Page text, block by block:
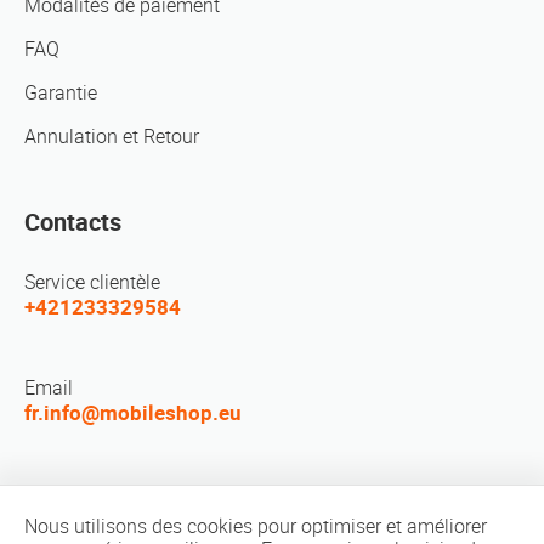
Modalités de paiement
FAQ
Garantie
Annulation et Retour
Contacts
Service clientèle
+421233329584
Email
fr.info@mobileshop.eu
Nous utilisons des cookies pour optimiser et améliorer